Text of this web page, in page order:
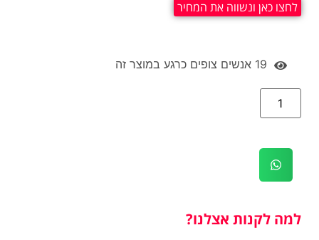
לחצו כאן ונשווה את המחיר
19 אנשים צופים כרגע במוצר זה
למה לקנות אצלנו?